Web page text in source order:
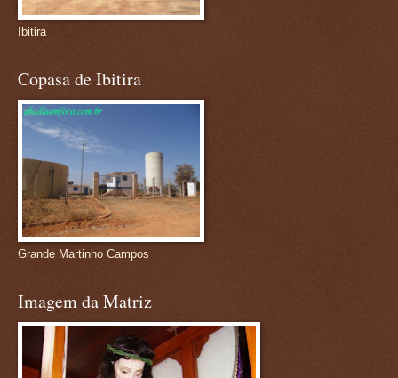
Ibitira
Copasa de Ibitira
Grande Martinho Campos
Imagem da Matriz